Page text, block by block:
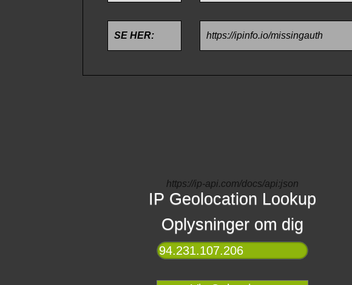
SE HER: https://ipinfo.io/missingauth
https://ip-api.com/docs/api:json
IP Geolocation Lookup
Oplysninger om dig